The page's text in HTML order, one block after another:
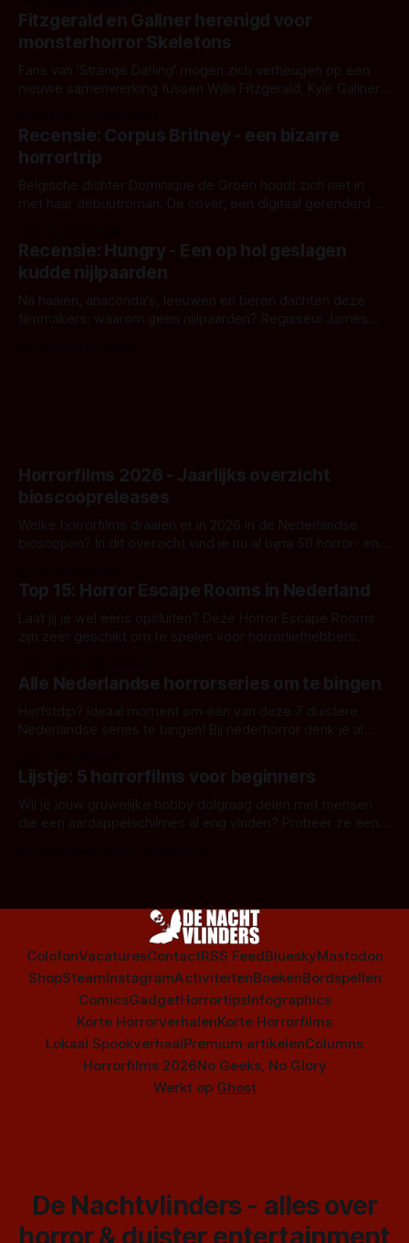
kille stijl vol folklore en mythe. Het topic deze keer is (kon
het het al raden?)... de weerwolf. Kijk je mee?
Fitzgerald en Gallner herenigd voor
monsterhorror Skeletons
Fans van 'Strange Darling' mogen zich verheugen op een
nieuwe samenwerking tussen Willa Fitzgerald, Kyle Gallner
'Skeletons', een nieuwe creature feature waarvoor de
opnames zijn gestart in Australië.
Recensie: Corpus Britney - een bizarre
horrortrip
Belgische dichter Dominique de Groen houdt zich niet in
met haar debuutroman. De cover, een digitaal gerenderd en
achtergrond, belooft iets kleurrijks maar onheilspellends,
iets ongrijpbaars. En dat maakt De Groen met ieder woord
waar.
Recensie: Hungry - Een op hol geslagen
kudde nijlpaarden
Na haaien, anaconda's, leeuwen en beren dachten deze
filmmakers: waarom geen nijlpaarden? Regisseur James
Horrorfilms 2026 - Jaarlijks overzicht
bioscoopreleases
Welke horrorfilms draaien er in 2026 in de Nederlandse
bioscopen? In dit overzicht vind je nu al bijna 50 horror- en
Top 15: Horror Escape Rooms in Nederland
Laat jij je wel eens opsluiten? Deze Horror Escape Rooms
zijn zeer geschikt om te spelen voor horrorliefhebbers.
Alle Nederlandse horrorseries om te bingen
Herfstdip? Ideaal moment om één van deze 7 duistere
Nederlandse series te bingen! Bij nederhorror denk je al
Amsterdamned of The Johnsons. Maar Nederlandse horror
is niet beperkt tot films. Hier een aantal Nederlandse tv-
series uit het duistere of horrorgenre. Als
Lijstje: 5 horrorfilms voor beginners
Wil je jouw gruwelijke hobby dolgraag delen met mensen
die een aardappelschilmes al eng vinden? Probeer ze eens
ColofonVacaturesContactRSS FeedBlueskyMastodon
ShopSteamInstagramActiviteitenBoekenBordspellen
ComicsGadgetHorrortipsInfographics
Korte HorrorverhalenKorte Horrorfilms
Lokaal SpookverhaalPremium artikelenColumns
Horrorfilms 2026No Geeks, No Glory
Werkt op Ghost
De Nachtvlinders - alles over
horror & duister entertainment